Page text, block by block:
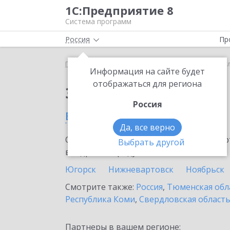
1С:Предприятие 8
Система программ
Россия
Информация на сайте будет
отображаться для региона
Россия
Да, все верно
Выбрать другой
Главная 1С:МДЛП в
Заказать 1С:МДЛП
в Ялуторовске
Ознакомьтесь с информационными
внедрение продукта.
Югорск
Нижневартовск Ноябрьск
Смотрите также: Россия, Тюменская
Республика Коми, Свердловская область
Партнеры в вашем регионе: